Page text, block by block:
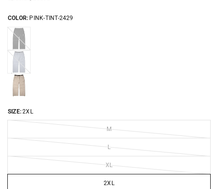
COLOR: PINK-TINT-2429
BLACK-
2429
BLUE-
MIRAGE-
2429
SIZE:2XL
M
L
XL
2XL